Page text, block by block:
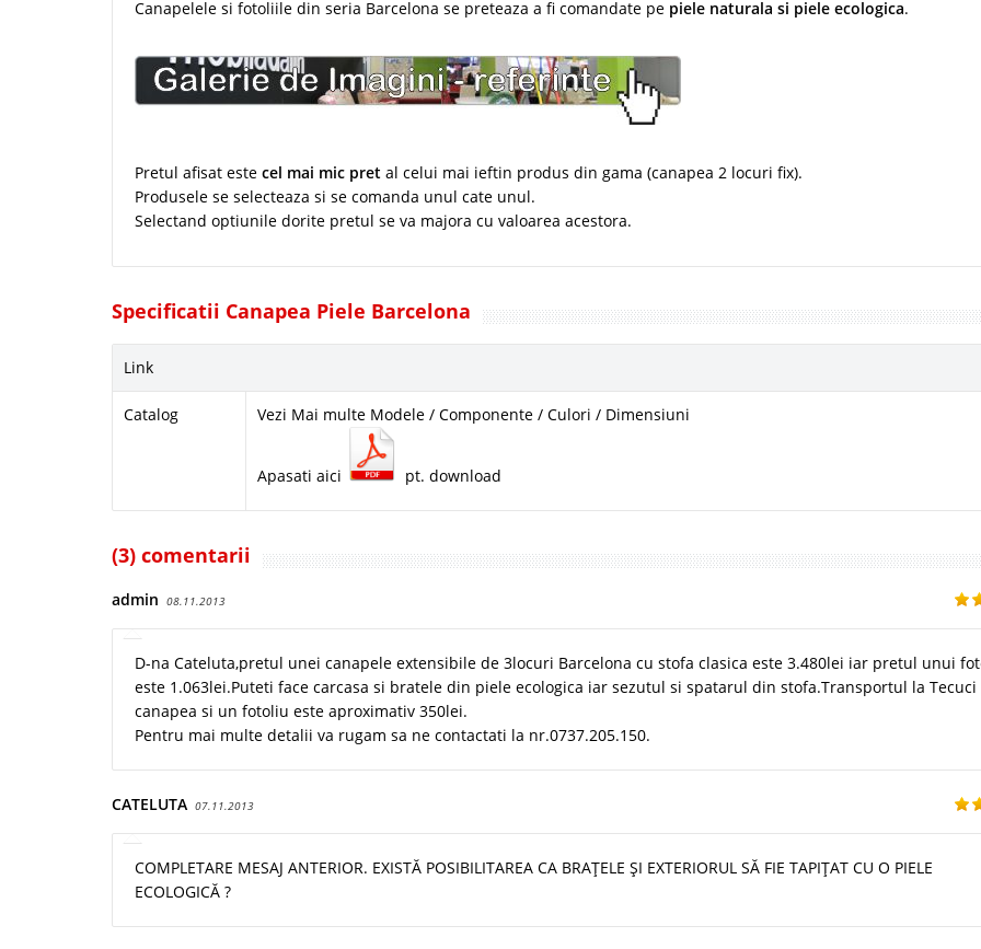
Canapelele si fotoliile din seria Barcelona se preteaza a fi comandate pe piele naturala si piele ecologica.
Pretul afisat este cel mai mic pret al celui mai ieftin produs din gama (canapea 2 locuri fix).
Produsele se selecteaza si se comanda unul cate unul.
Selectand optiunile dorite pretul se va majora cu valoarea acestora.
Specificatii Canapea Piele Barcelona
Link
Catalog Vezi Mai multe Modele / Componente / Culori / Dimensiuni
Apasati aici pt. download
(3) comentarii
admin 08.11.2013
D-na Cateluta,pretul unei canapele extensibile de 3locuri Barcelona cu stofa clasica este 3.480lei iar pretul unui
este 1.063lei.Puteti face carcasa si bratele din piele ecologica iar sezutul si spatarul din stofa.Transportul la Tecuci
canapea si un fotoliu este aproximativ 350lei.
Pentru mai multe detalii va rugam sa ne contactati la nr.0737.205.150.
CATELUTA 07.11.2013
COMPLETARE MESAJ ANTERIOR. EXISTĂ POSIBILITAREA CA BRAŢELE ŞI EXTERIORUL SĂ FIE TAPIŢAT CU O PIELE
ECOLOGICĂ ?